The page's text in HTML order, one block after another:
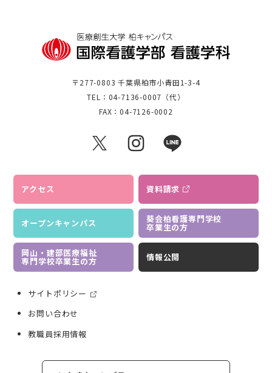
〒277-0803 千葉県柏市小青田1-3-4
TEL：04-7136-0007（代）
FAX：04-7126-0002
アクセス 資料請求
オープンキャンパス 葵会柏看護専門学校
卒業生の方
岡山・建部医療福祉
専門学校卒業生の方 情報公開
サイトポリシー
お問い合わせ
教職員採用情報